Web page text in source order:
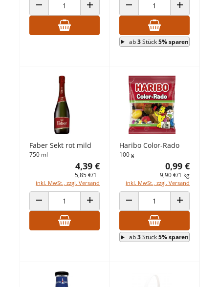
ANZAHL VERRINGERNANZAHL ERHÖHENANZAHL VERRINGERNANZAHL
ab3Stück5% sparen
Faber Sekt rot mild
750 ml
4,39 €
5,85 €/1 l
inkl. MwSt., zzgl. Versand
ANZAHL VERRINGERNANZAHL ERHÖHEN
Haribo Color-Rado
100 g
0,99 €
9,90 €/1 kg
inkl. MwSt., zzgl. Versand
ANZAHL VERRINGERNANZAHL
ab3Stück5% sparen